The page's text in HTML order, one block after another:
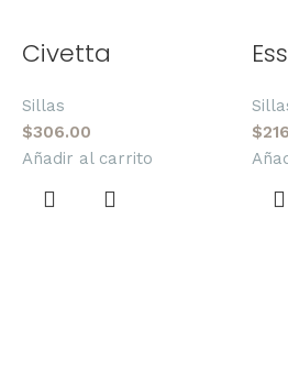
Civetta
Sillas
$306.00
Añadir al carrito
$